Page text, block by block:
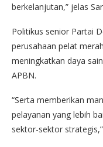
berkelanjutan,” jelas
Politikus senior Partai
perusahaan pelat
meningkatkan daya
APBN.
“Serta memberikan
pelayanan yang lebih
sektor-sektor